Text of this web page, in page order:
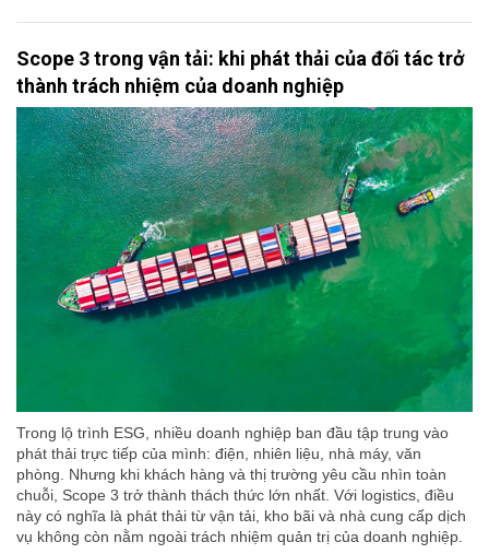
Scope 3 trong vận tải: khi phát thải của đối tác trở
thành trách nhiệm của doanh nghiệp
Trong lộ trình ESG, nhiều doanh nghiệp ban đầu tập trung vào
phát thải trực tiếp của mình: điện, nhiên liệu, nhà máy, văn
phòng. Nhưng khi khách hàng và thị trường yêu cầu nhìn toàn
chuỗi, Scope 3 trở thành thách thức lớn nhất. Với logistics, điều
này có nghĩa là phát thải từ vận tải, kho bãi và nhà cung cấp dịch
vụ không còn nằm ngoài trách nhiệm quản trị của doanh nghiệp.